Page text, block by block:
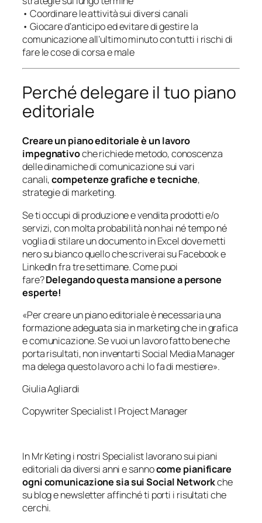
• Coordinare le attività sui diversi canali
• Giocare d’anticipo ed evitare di gestire la
comunicazione all’ultimo minuto con tutti i rischi di
fare le cose di corsa e male
Perché delegare il tuo piano
editoriale
Creare un piano editoriale è un lavoro
impegnativoche richiede metodo, conoscenza
delle dinamiche di comunicazione sui vari
canali,competenze grafiche e tecniche,
strategie di marketing.
Se ti occupi di produzione e vendita prodotti e/o
servizi, con molta probabilità non hai né tempo né
voglia di stilare un documento in Excel dove metti
nero su bianco quello che scriverai su Facebook e
LinkedIn fra tre settimane. Come puoi
fare?Delegando questa mansione a persone
esperte!
«Per creare un piano editoriale è necessaria una
formazione adeguata sia in marketing che in grafica
e comunicazione. Se vuoi un lavoro fatto bene che
porta risultati, non inventarti Social Media Manager
ma delega questo lavoro a chi lo fa di mestiere».
Giulia Agliardi
Copywriter Specialist | Project Manager
In Mr Keting i nostri Specialist lavorano sui piani
editoriali da diversi anni e sannocome pianificare
ogni comunicazione sia sui Social Networkche
su blog e newsletter affinché ti porti i risultati che
cerchi.